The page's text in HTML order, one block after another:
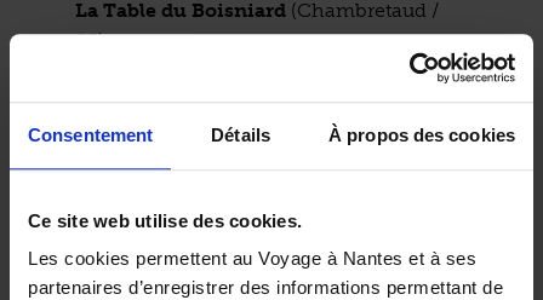
Consentement Détails À propos des cookies
Ce site web utilise des cookies.
Les cookies permettent au Voyage à Nantes et à ses
partenaires d’enregistrer des informations permettant de
La Table du Boisniard (Chambretaud /
85)
(Le Landreau /
85) — Éleveur de pigeons
/ 49) — Maraîcher
– –
Possibilité de manger sur place, tables et aires de